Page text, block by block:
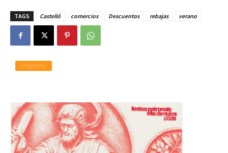
TAGS Castelló comercios Descuentos rebajas verano
Imprimir